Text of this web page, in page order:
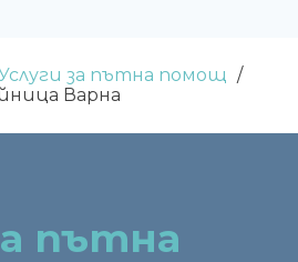
за пътна помощ
Варна
пътна